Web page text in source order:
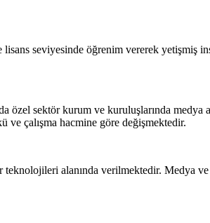
seviyesinde öğrenim vererek yetişmiş
sektör kurum ve kuruluşlarında medya
çalışma hacmine göre değişmektedir.
alanında verilmektedir. Medya